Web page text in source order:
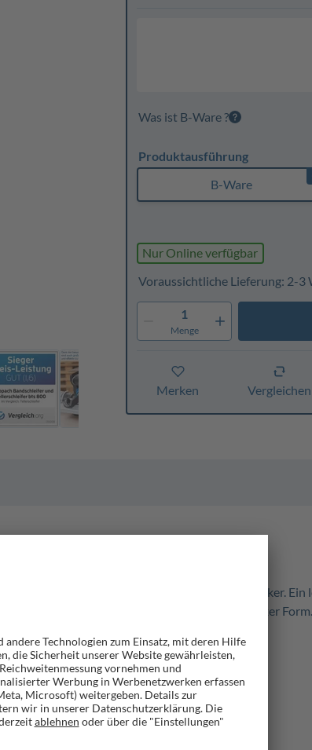
Was ist B-Ware ?
Produktausführung
B-Ware
Nur Online verfügbar
Voraussichtliche Lieferung: 2-3
1
Menge
Merken Vergleichen
praktischen Schleifgerät für jeden Heimwerker.
Materialien in gerader, konkaver oder konvexer
präzise Schleifergebnisse